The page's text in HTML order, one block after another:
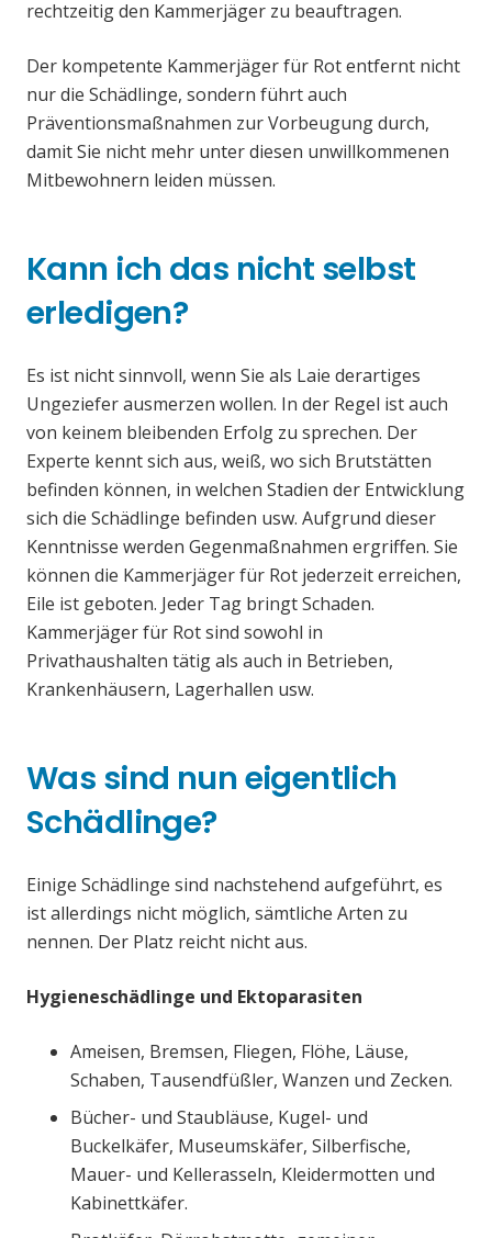
rechtzeitig den Kammerjäger zu beauftragen.
Der kompetente Kammerjäger für Rot entfernt nicht
nur die Schädlinge, sondern führt auch
Präventionsmaßnahmen zur Vorbeugung durch,
damit Sie nicht mehr unter diesen unwillkommenen
Mitbewohnern leiden müssen.
Kann ich das nicht selbst
erledigen?
Es ist nicht sinnvoll, wenn Sie als Laie derartiges
Ungeziefer ausmerzen wollen. In der Regel ist auch
von keinem bleibenden Erfolg zu sprechen. Der
Experte kennt sich aus, weiß, wo sich Brutstätten
befinden können, in welchen Stadien der Entwicklung
sich die Schädlinge befinden usw. Aufgrund dieser
Kenntnisse werden Gegenmaßnahmen ergriffen. Sie
können die Kammerjäger für Rot jederzeit erreichen,
Eile ist geboten. Jeder Tag bringt Schaden.
Kammerjäger für Rot sind sowohl in
Privathaushalten tätig als auch in Betrieben,
Krankenhäusern, Lagerhallen usw.
Was sind nun eigentlich
Schädlinge?
Einige Schädlinge sind nachstehend aufgeführt, es
ist allerdings nicht möglich, sämtliche Arten zu
nennen. Der Platz reicht nicht aus.
Hygieneschädlinge und Ektoparasiten
Ameisen, Bremsen, Fliegen, Flöhe, Läuse,
Schaben, Tausendfüßler, Wanzen und Zecken.
Bücher- und Staubläuse, Kugel- und
Buckelkäfer, Museumskäfer, Silberfische,
Mauer- und Kellerasseln, Kleidermotten und
Kabinettkäfer.